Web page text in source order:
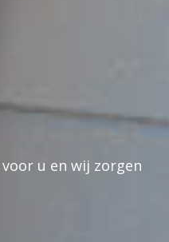
u en wij zorgen